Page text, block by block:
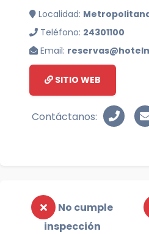
Localidad:
Teléfono: 24301100
Email:
SITIO WEB
Contáctanos:
No cumple
inspección